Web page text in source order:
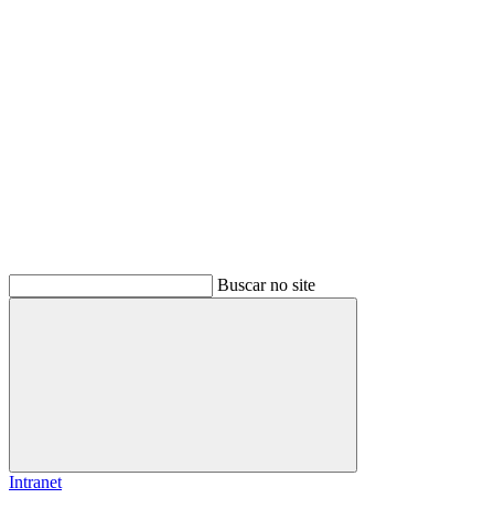
Buscar no site
Buscar
Intranet